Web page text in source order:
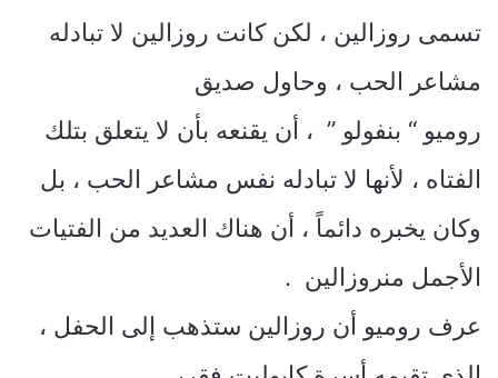
تسمى روزالين ، لكن كانت روزالين لا تبادله
مشاعر الحب ، وحاول صديق
روميو “ بنفولو ” ، أن يقنعه بأن لا يتعلق بتلك
الفتاه ، لأنها لا تبادله نفس مشاعر الحب ، بل
وكان يخبره دائماً ، أن هناك العديد من الفتيات
الأجمل منروزالين .
عرف روميو أن روزالين ستذهب إلى الحفل ،